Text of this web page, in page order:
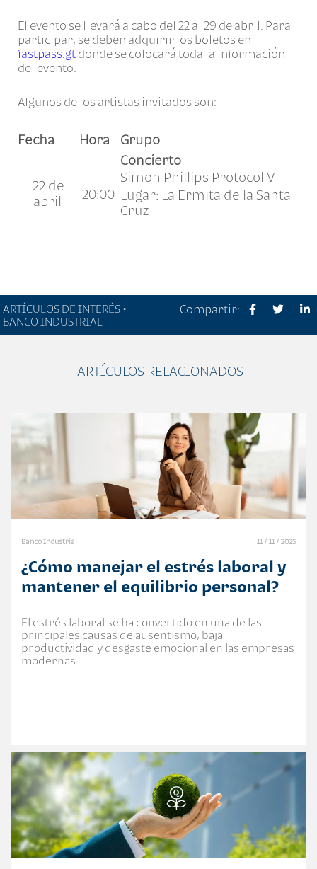
El evento se llevará a cabo del 22 al 29 de abril. Para
participar, se deben adquirir los boletos en
fastpass.gt donde se colocará toda la información
del evento.
Algunos de los artistas invitados son:
Fecha Hora Grupo
22 de
abril
20:00
Concierto
Simon Phillips Protocol V
Lugar: La Ermita de la Santa
Cruz
ARTÍCULOS DE INTERÉS •
BANCO INDUSTRIAL
Compartir:
ARTÍCULOS RELACIONADOS
Banco Industrial 11 / 11 / 2025
¿Cómo manejar el estrés laboral y
mantener el equilibrio personal?
El estrés laboral se ha convertido en una de las
principales causas de ausentismo, baja
productividad y desgaste emocional en las empresas
modernas.